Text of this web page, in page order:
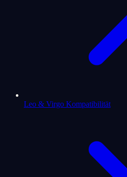
Leo & Virgo Kompatibilität